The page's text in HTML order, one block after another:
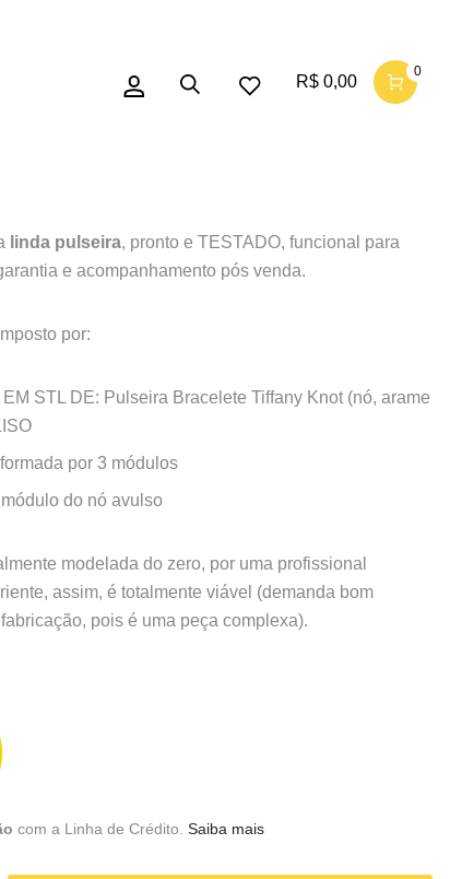
R$ 0,00
0
Bracelete Tiffany Knot
linda pulseira, pronto e TESTADO, funcional para
e acompanhamento pós venda.
por:
STL DE: Pulseira Bracelete Tiffany Knot (nó, arame
por 3 módulos
do nó avulso
modelada do zero, por uma profissional
assim, é totalmente viável (demanda bom
pois é uma peça complexa).
com a Linha de Crédito. Saiba mais